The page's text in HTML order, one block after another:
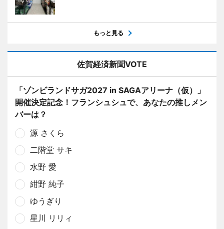
もっと見る
佐賀経済新聞VOTE
「ゾンビランドサガ2027 in SAGAアリーナ（仮）」
開催決定記念！フランシュシュで、あなたの推しメン
バーは？
源 さくら
二階堂 サキ
水野 愛
紺野 純子
ゆうぎり
星川 リリィ